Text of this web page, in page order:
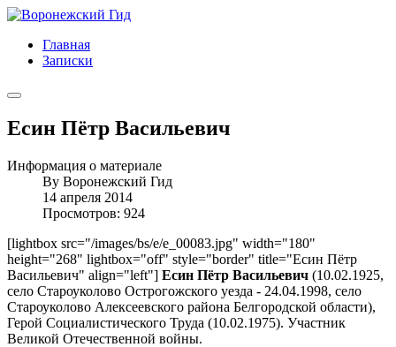
Главная
Записки
Есин Пётр Васильевич
Информация о материале
By Воронежский Гид
14 апреля 2014
Просмотров: 924
[lightbox src="/images/bs/e/e_00083.jpg" width="180"
height="268" lightbox="off" style="border" title="Есин Пётр
Васильевич" align="left"] Есин Пётр Васильевич (10.02.1925,
село Староуколово Острогожского уезда - 24.04.1998, село
Староуколово Алексеевского района Белгородской области),
Герой Социалистического Труда (10.02.1975). Участник
Великой Отечественной войны.